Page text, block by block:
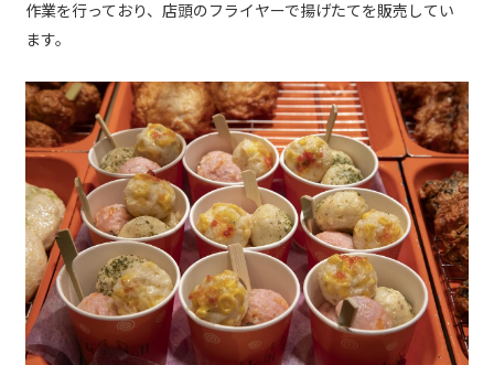
作業を行っており、店頭のフライヤーで揚げたてを販売してい
ます。